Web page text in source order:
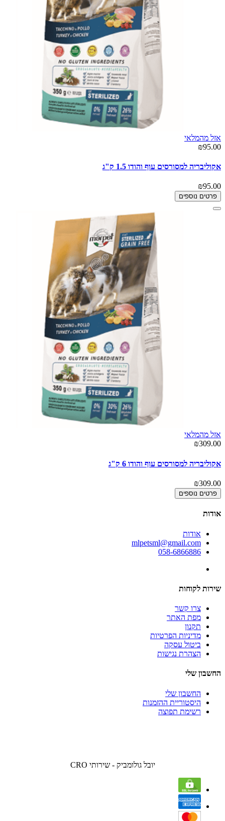
אזל מהמלאי
₪95.00
אקוליבריה למסורסים עוף והודו 1.5 ק"ג
₪95.00
פרטים נוספים
אזל מהמלאי
₪309.00
אקוליבריה למסורסים עוף והודו 6 ק"ג
₪309.00
פרטים נוספים
אודות
אודות
mlpetsml@gmail.com
058-6866886
שירות לקוחות
צרו קשר
מפת האתר
תקנון
מדיניות הפרטיות
ביטול עסקה
הצהרת נגישות
החשבון שלי
החשבון שלי
היסטוריית ההזמנות
רשימת תפוצה
יובל גולומביק - שירותי CRO